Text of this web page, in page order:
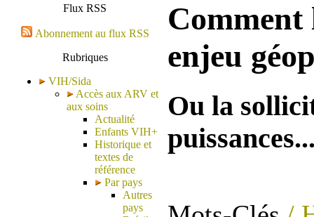
Flux RSS
Abonnement au flux RSS
Rubriques
VIH/Sida
Accès aux ARV et
aux soins
Actualité
Enfants VIH+
Historique et
textes de
référence
Par pays
Autres
pays
Comment
enjeu
Ou la